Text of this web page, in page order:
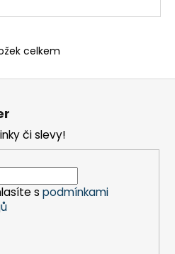
O
v
a
c
í
p
r
celkem
či slevy!
s podmínkami